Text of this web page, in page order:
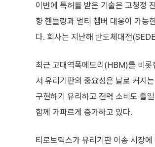
이번에 특허를 받은 기술은 고청정
향 핸들링과 멀티 챔버 대응이 가능
다. 회사는 지난해 반도체대전
최근 고대역폭메모리(HBM)를 비
서 유리기판의 중요성은 날로 커지
구현하기 유리하고 전력 소비도 줄
함께 가파르게 증가하고 있다.
티로보틱스가 유리기판 이송 시장